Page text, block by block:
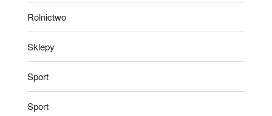
Rolnictwo
Sklepy
Sport
Sport